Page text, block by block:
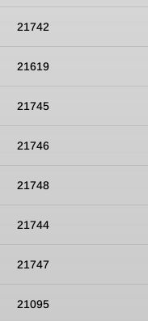
21742
21619
21745
21746
21748
21744
21747
21095